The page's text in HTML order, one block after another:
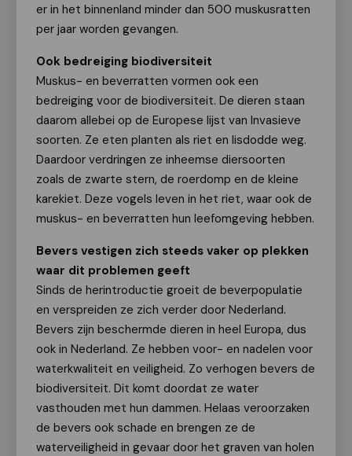
er in het binnenland minder dan 500 muskusratten
per jaar worden gevangen.
Ook bedreiging biodiversiteit
Muskus- en beverratten vormen ook een
bedreiging voor de biodiversiteit. De dieren staan
daarom allebei op de Europese lijst van Invasieve
soorten. Ze eten planten als riet en lisdodde weg.
Daardoor verdringen ze inheemse diersoorten
zoals de zwarte stern, de roerdomp en de kleine
karekiet. Deze vogels leven in het riet, waar ook de
muskus- en beverratten hun leefomgeving hebben.
Bevers vestigen zich steeds vaker op plekken
waar dit problemen geeft
Sinds de herintroductie groeit de beverpopulatie
en verspreiden ze zich verder door Nederland.
Bevers zijn beschermde dieren in heel Europa, dus
ook in Nederland. Ze hebben voor- en nadelen voor
waterkwaliteit en veiligheid. Zo verhogen bevers de
biodiversiteit. Dit komt doordat ze water
vasthouden met hun dammen. Helaas veroorzaken
de bevers ook schade en brengen ze de
waterveiligheid in gevaar door het graven van holen